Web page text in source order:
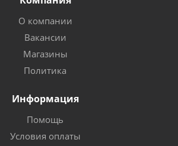
О компании
Вакансии
Магазины
Политика
Информация
Помощь
Условия оплаты